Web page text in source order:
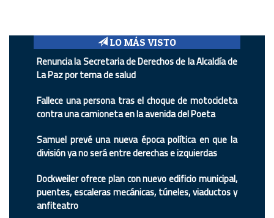
LO MÁS VISTO
Renuncia la Secretaria de Derechos de la Alcaldía de
La Paz por tema de salud
Fallece una persona tras el choque de motocicleta
contra una camioneta en la avenida del Poeta
Samuel prevé una nueva época política en que la
división ya no será entre derechas e izquierdas
Dockweiler ofrece plan con nuevo edificio municipal,
puentes, escaleras mecánicas, túneles, viaductos y
anfiteatro